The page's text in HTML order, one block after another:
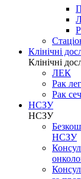
Клінічні
Клінічні
ЛЕК
Рак
Рак
НСЗУ
НСЗУ
НСЗУ